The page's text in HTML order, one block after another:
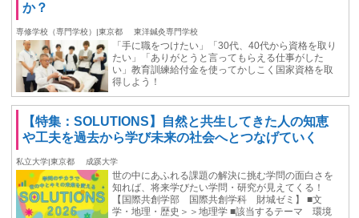
か？
専修学校（専門学校）|東京都 東洋鍼灸専門学校
「手に職をつけたい」「30代、40代から資格を取り
たい」「ありがとうと言ってもらえる仕事がした
い」教育訓練給付金を使ってかしこく国家資格を取
得しよう！
【特集：SOLUTIONS】自然と共生してきた人の知恵
や工夫を過去から学び未来の社会へとつなげていく
私立大学|東京都 成蹊大学
世の中にあふれる課題の解決に挑む学問の面白さを
知れば、将来学びたい学問・研究が見えてくる！
【国際共創学部 国際共創学科 財城ゼミ】 ■文
学・地理・歴史＞＞地理学 ■該当するテーマ 環境